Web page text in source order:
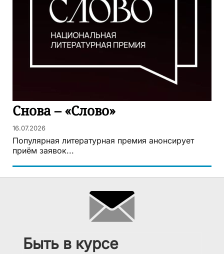
Снова – «Слово»
16.07.2026
Популярная литературная премия анонсирует
приём заявок...
Быть в курсе